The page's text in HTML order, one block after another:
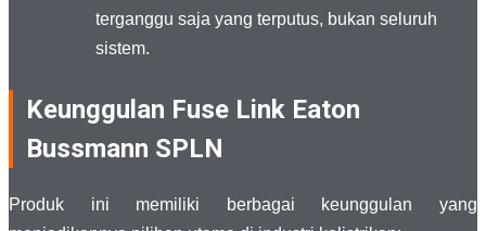
terganggu saja yang terputus, bukan seluruh
sistem.
Keunggulan Fuse Link Eaton
Bussmann SPLN
Produk ini memiliki berbagai keunggulan yang